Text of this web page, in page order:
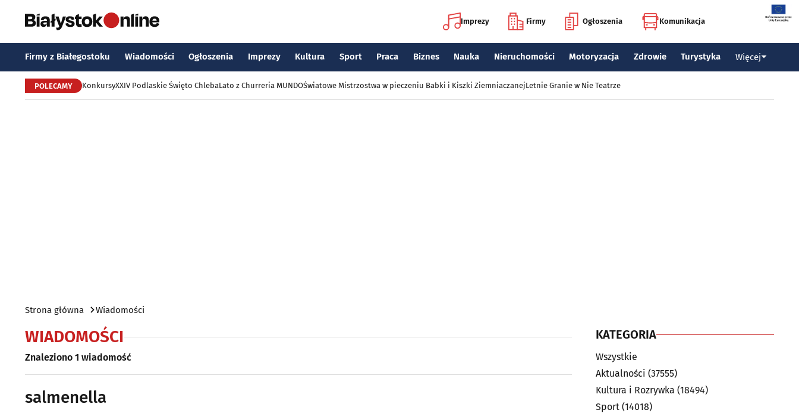
Imprezy Firmy Ogłoszenia Komunikacja
Firmy z Białegostoku Wiadomości Ogłoszenia Imprezy Kultura Sport Praca Biznes Nauka Nieruchomości Motoryzacja Zdrowie Turystyka Więcej
POLECAMY KonkursyXXIV Podlaskie Święto ChlebaLato z Churreria MUNDOŚwiatowe Mistrzostwa w pieczeniu Babki i Kiszki ZiemniaczanejLetnie Granie w Nie Teatrze
Strona główna Wiadomości
WIADOMOŚCI
Znaleziono 1 wiadomość
salmenella
KATEGORIA
Wszystkie
Aktualności (37555)
Kultura i Rozrywka (18494)
Sport (14018)